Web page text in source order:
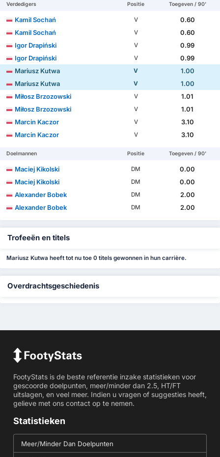
Verdedigers Positie Toegeven / 90'
Kamil Sochań V
0.60
Kamil Sochań
V
0.60
Igor Drapiński
V
0.99
Igor Drapiński
V
0.99
Mariusz Kutwa
V
1.00
Mariusz Kutwa
V
1.00
Miłosz Brzozowski
V
1.01
Miłosz Brzozowski
V
1.01
Marcin Kaczor
V
3.10
Marcin Kaczor
V 3.10
Doelmannen Positie Toegeven / 90'
Maciej Kikolski DM
0.00
Maciej Kikolski
DM
0.00
Alexander Bobek
DM
2.00
Alexander Bobek
DM 2.00
Trofeeën en titels
Mariusz Kutwa heeft tot nu toe 0 titels gewonnen in hun carrière.
Overdrachtsgeschiedenis
FootyStats is de beste referentie inzake statistieken voor
gescoorde doelpunten, meer/minder dan 2.5, HT/FT
uitslagen, en veel meer. Indien u vragen of suggesties heeft,
gelieve met ons contact op te nemen.
Statistieken
Meer/Minder Dan Doelpunten